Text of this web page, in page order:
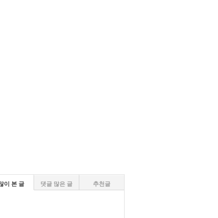
이 본 글 댓글 많은 글 추천글